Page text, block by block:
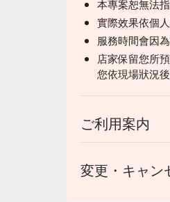
本專案恕無法
實際效果依個人
服務時間會因
店家保留您所
您依現場狀況後
ご利用案内
変更・キャン